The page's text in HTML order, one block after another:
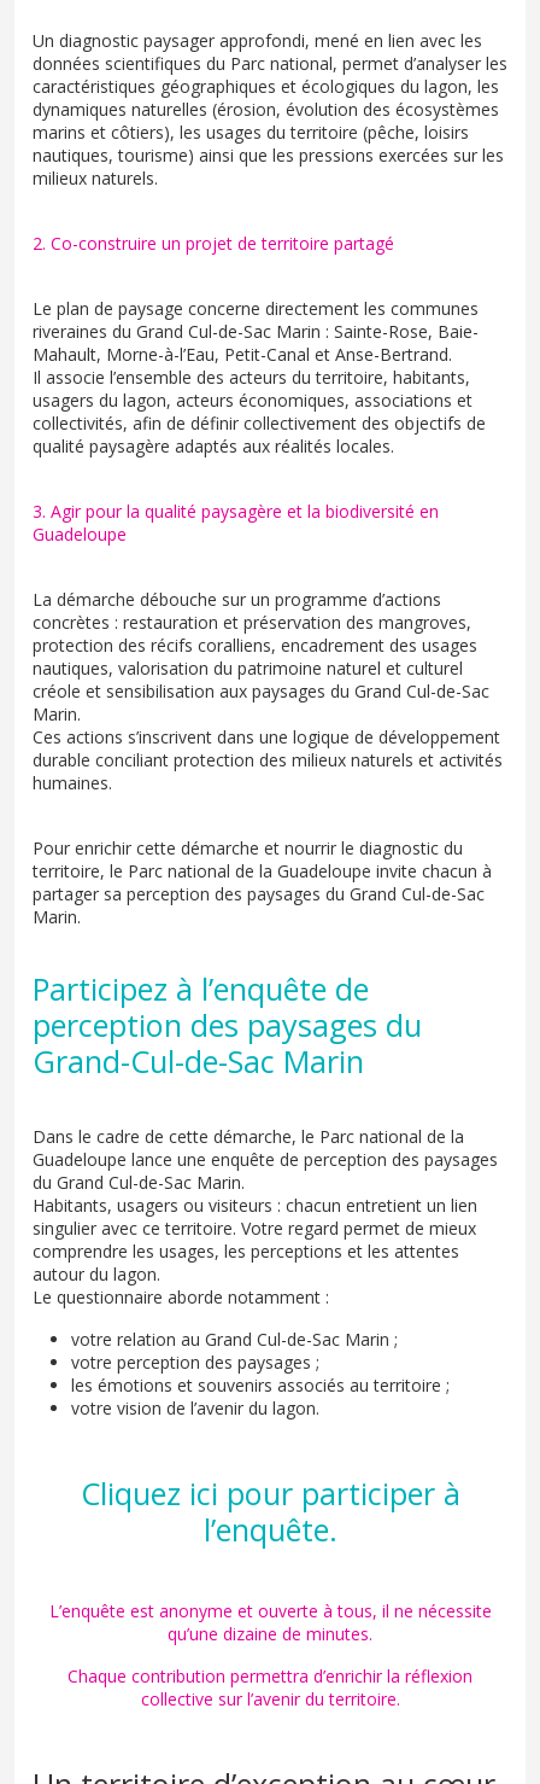
Un diagnostic paysager approfondi, mené en lien avec les
données scientifiques du Parc national, permet d’analyser les
caractéristiques géographiques et écologiques du lagon, les
dynamiques naturelles (érosion, évolution des écosystèmes
marins et côtiers), les usages du territoire (pêche, loisirs
nautiques, tourisme) ainsi que les pressions exercées sur les
milieux naturels.
2. Co-construire un projet de territoire partagé
Le plan de paysage concerne directement les communes
riveraines du Grand Cul-de-Sac Marin : Sainte-Rose, Baie-
Mahault, Morne-à-l’Eau, Petit-Canal et Anse-Bertrand.
Il associe l’ensemble des acteurs du territoire, habitants,
usagers du lagon, acteurs économiques, associations et
collectivités, afin de définir collectivement des objectifs de
qualité paysagère adaptés aux réalités locales.
3. Agir pour la qualité paysagère et la biodiversité en
Guadeloupe
La démarche débouche sur un programme d’actions
concrètes : restauration et préservation des mangroves,
protection des récifs coralliens, encadrement des usages
nautiques, valorisation du patrimoine naturel et culturel
créole et sensibilisation aux paysages du Grand Cul-de-Sac
Marin.
Ces actions s’inscrivent dans une logique de développement
durable conciliant protection des milieux naturels et activités
humaines.
Pour enrichir cette démarche et nourrir le diagnostic du
territoire, le Parc national de la Guadeloupe invite chacun à
partager sa perception des paysages du Grand Cul-de-Sac
Marin.
Participez à l’enquête de
perception des paysages du
Grand-Cul-de-Sac Marin
Dans le cadre de cette démarche, le Parc national de la
Guadeloupe lance une enquête de perception des paysages
du Grand Cul-de-Sac Marin.
Habitants, usagers ou visiteurs : chacun entretient un lien
singulier avec ce territoire. Votre regard permet de mieux
comprendre les usages, les perceptions et les attentes
autour du lagon.
Le questionnaire aborde notamment :
votre relation au Grand Cul-de-Sac Marin ;
votre perception des paysages ;
les émotions et souvenirs associés au territoire ;
votre vision de l’avenir du lagon.
Cliquez ici pour participer à
l’enquête.
L’enquête est anonyme et ouverte à tous, il ne nécessite
qu’une dizaine de minutes.
Chaque contribution permettra d’enrichir la réflexion
collective sur l’avenir du territoire.